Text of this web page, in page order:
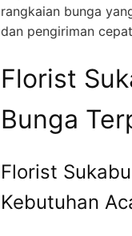
rangkaian bunga
dan pengiriman
Florist
Bunga
Florist
Kebutuhan